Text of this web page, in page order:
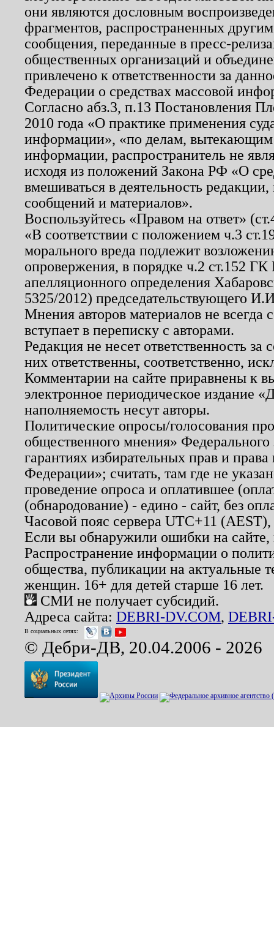
они являются дословным
фрагментов, распространенных
сообщения, переданные в пресс-
общественных организаций и
привлечено к ответственности за
Федерации о средствах массовой
Согласно абз.3, п.13 Постановления
2010 года «О практике применения
информации», «по делам, вытекающим
информации, распространитель не
исходя из положений Закона РФ «О
вмешиваться в деятельность
сообщений и материалов».
Воспользуйтесь «Правом на ответ»
«В соответствии с положением ч.3
морального вреда подлежит
опровержения, в порядке ч.2 ст.152
апелляционного определения
5325/2012) председательствующего
Мнения авторов материалов не
вступает в переписку с авторами.
Редакция не несет ответственность
них ответственны, соответственно,
Комментарии на сайте приравнены к
электронное периодическое издание
наполняемость несут авторы.
Политические опросы/голосования
общественного мнения»
гарантиях избирательных прав и
Федерации»; считать, там где не
проведение опроса и оплатившее
(обнародование) - едино - сайт, без
Часовой пояс сервера UTC+11
Если вы обнаружили ошибки на
Распространение информации о
общества, публикации на актуальные
женщин. 16+ для детей старше 16 лет.
СМИ не получает субсидий.
Адреса сайта: DEBRI-DV.COM,
В социальных сетях:
© Дебри-ДВ, 20.04.2006 - 2026